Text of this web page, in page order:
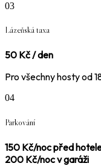
03
Lázeňská taxa
50 Kč / den
Pro všechny hosty od
04
Parkování
150 Kč/noc před
200 Kč/noc v garáži